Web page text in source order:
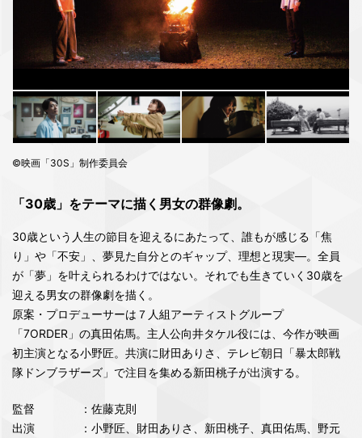
©︎映画「30S」制作委員会
「30歳」をテーマに描く男女の群像劇。
30歳という人生の節目を迎えるにあたって、誰もが感じる「焦
り」や「不安」、夢見た自分とのギャップ、理想と現実―。全員
が「夢」を叶えられるわけではない。それでも生きていく30歳を
迎える男女の群像劇を描く。
原案・プロデューサーは７人組アーティストグループ
「7ORDER」の真田佑馬。主人公向井タケル役には、今作が映画
初主演となる小野匠。共演に財田ありさ、テレビ朝日「暴太郎戦
隊ドンブラザーズ」で注目を集める新田桃子が出演する。
監督
：佐藤克則
出演
：小野匠、財田ありさ、新田桃子、真田佑馬、野元